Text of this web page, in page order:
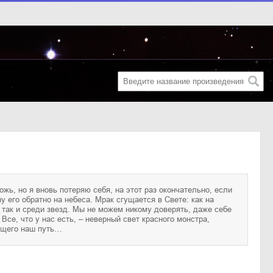
наш путь…